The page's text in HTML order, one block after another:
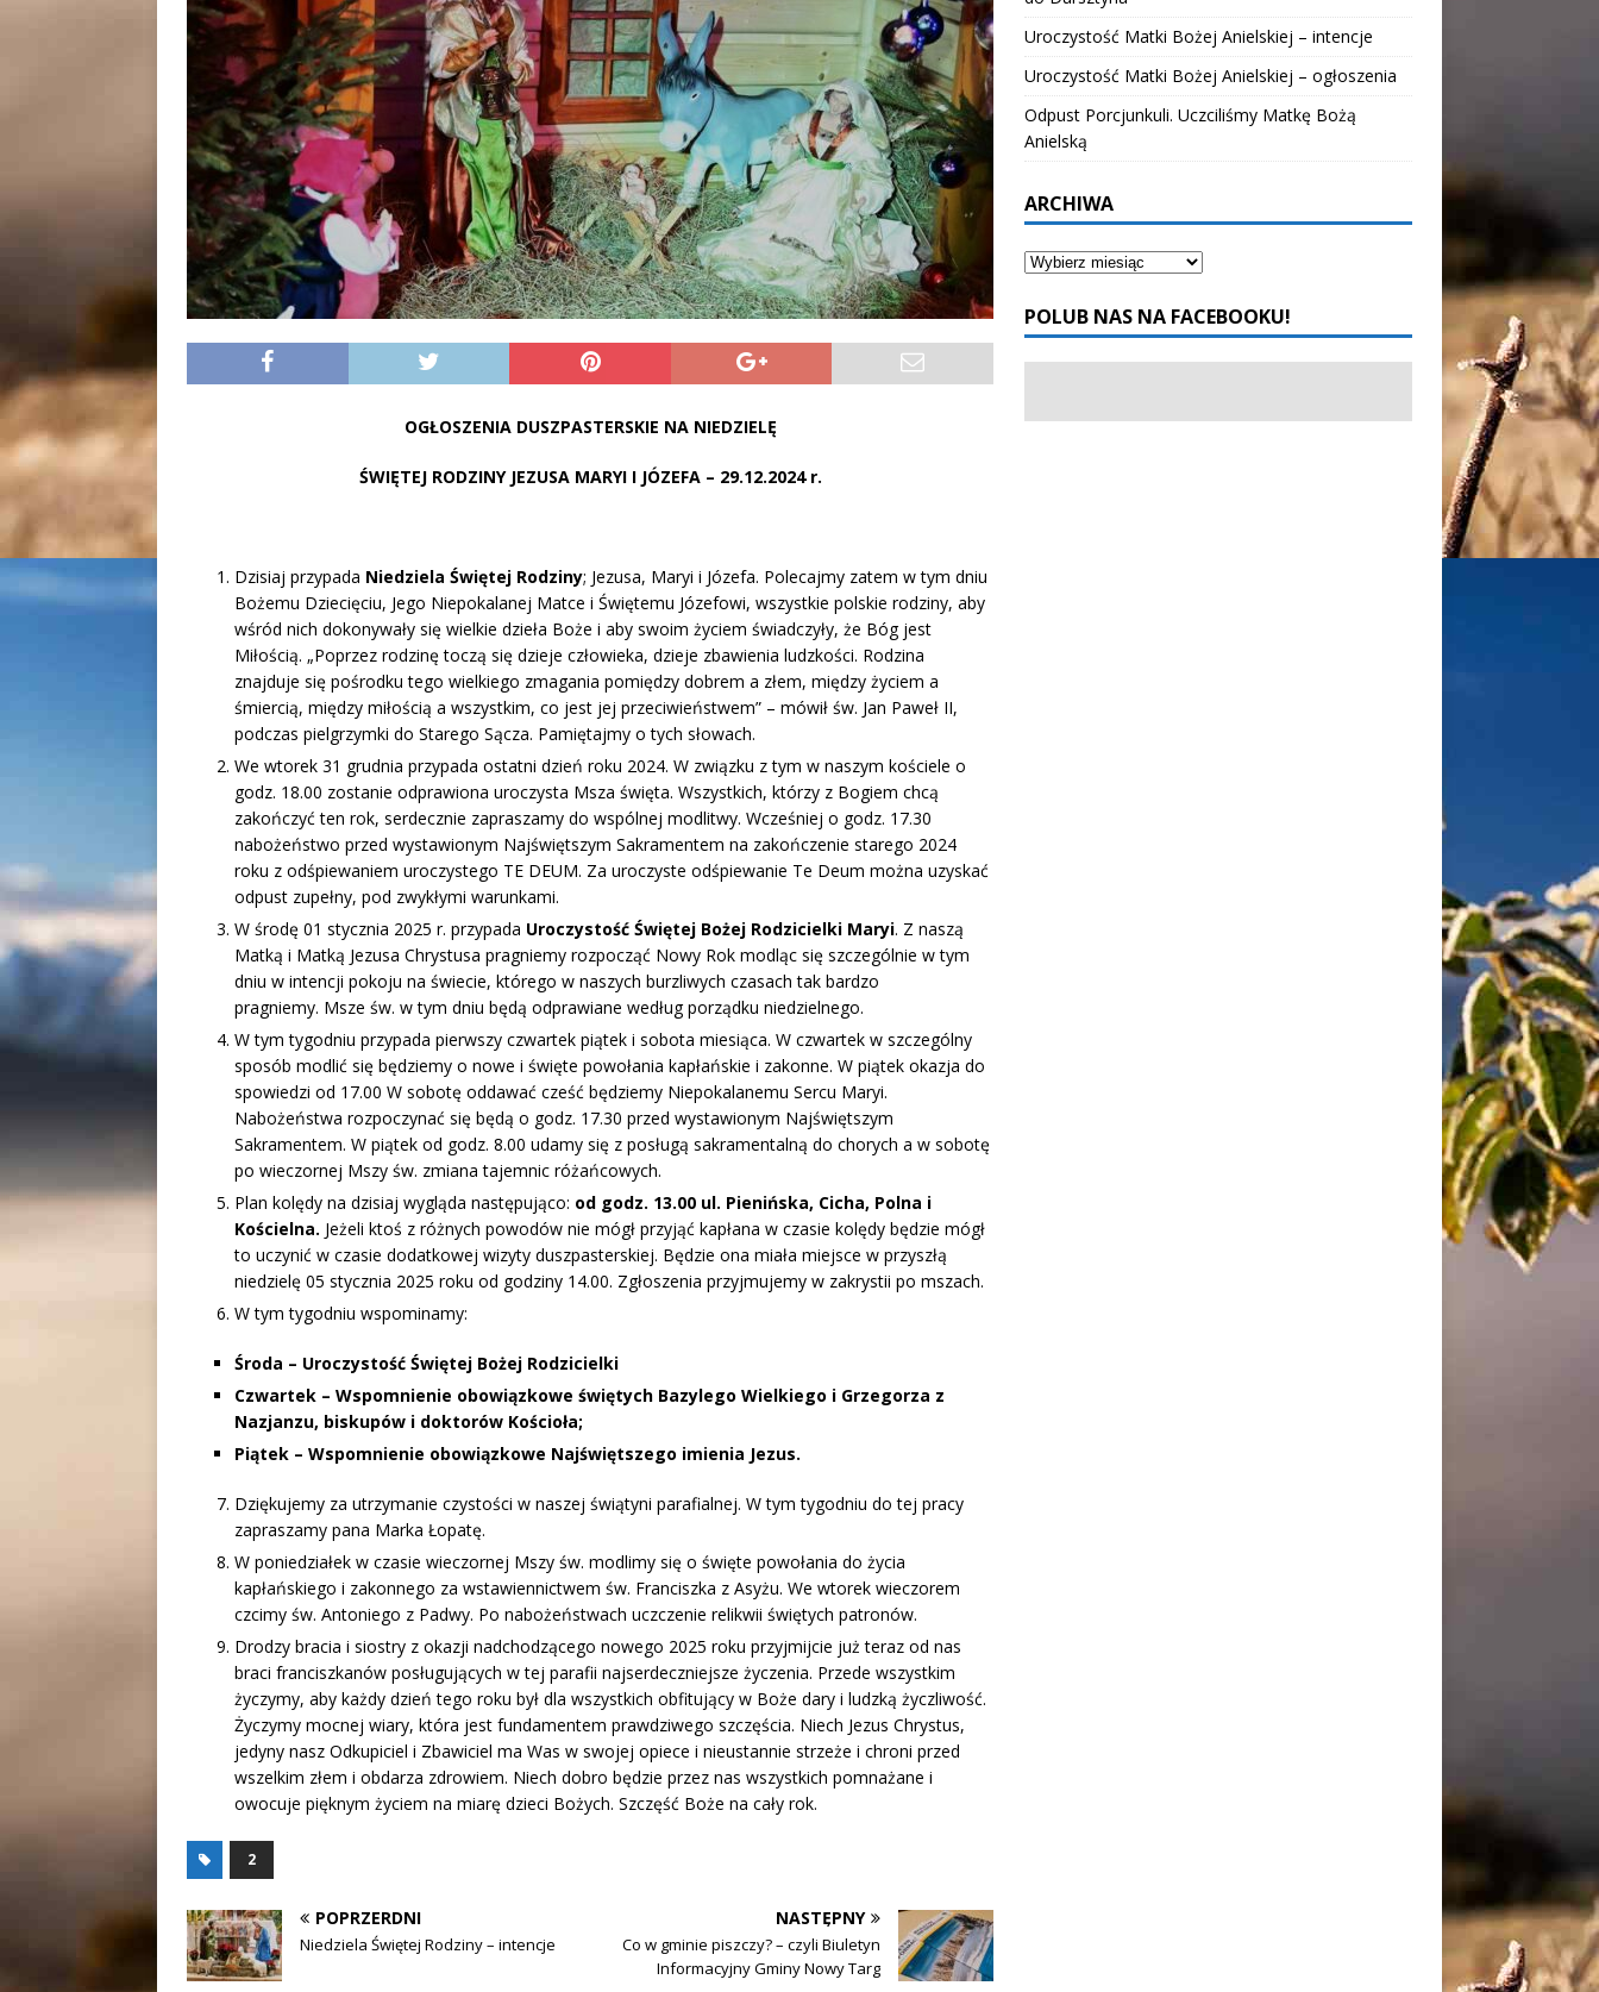
OGŁOSZENIA DUSZPASTERSKIE NA NIEDZIELĘ
ŚWIĘTEJ RODZINY JEZUSA MARYI I JÓZEFA – 29.12.2024 r.
Dzisiaj przypada Niedziela Świętej Rodziny; Jezusa, Maryi i Józefa. Polecajmy zatem w tym dniu
Bożemu Dziecięciu, Jego Niepokalanej Matce i Świętemu Józefowi, wszystkie polskie rodziny, aby
wśród nich dokonywały się wielkie dzieła Boże i aby swoim życiem świadczyły, że Bóg jest
Miłością. „Poprzez rodzinę toczą się dzieje człowieka, dzieje zbawienia ludzkości. Rodzina
znajduje się pośrodku tego wielkiego zmagania pomiędzy dobrem a złem, między życiem a
śmiercią, między miłością a wszystkim, co jest jej przeciwieństwem” – mówił św. Jan Paweł II,
podczas pielgrzymki do Starego Sącza. Pamiętajmy o tych słowach.
We wtorek 31 grudnia przypada ostatni dzień roku 2024. W związku z tym w naszym kościele o
godz. 18.00 zostanie odprawiona uroczysta Msza święta. Wszystkich, którzy z Bogiem chcą
zakończyć ten rok, serdecznie zapraszamy do wspólnej modlitwy. Wcześniej o godz. 17.30
nabożeństwo przed wystawionym Najświętszym Sakramentem na zakończenie starego 2024
roku z odśpiewaniem uroczystego TE DEUM. Za uroczyste odśpiewanie Te Deum można uzyskać
odpust zupełny, pod zwykłymi warunkami.
W środę 01 stycznia 2025 r. przypada Uroczystość Świętej Bożej Rodzicielki Maryi. Z naszą
Matką i Matką Jezusa Chrystusa pragniemy rozpocząć Nowy Rok modląc się szczególnie w tym
dniu w intencji pokoju na świecie, którego w naszych burzliwych czasach tak bardzo
pragniemy. Msze św. w tym dniu będą odprawiane według porządku niedzielnego.
W tym tygodniu przypada pierwszy czwartek piątek i sobota miesiąca. W czwartek w szczególny
sposób modlić się będziemy o nowe i święte powołania kapłańskie i zakonne. W piątek okazja do
spowiedzi od 17.00 W sobotę oddawać cześć będziemy Niepokalanemu Sercu Maryi.
Nabożeństwa rozpoczynać się będą o godz. 17.30 przed wystawionym Najświętszym
Sakramentem. W piątek od godz. 8.00 udamy się z posługą sakramentalną do chorych a w sobotę
po wieczornej Mszy św. zmiana tajemnic różańcowych.
Plan kolędy na dzisiaj wygląda następująco: od godz. 13.00 ul. Pienińska, Cicha, Polna i
Kościelna. Jeżeli ktoś z różnych powodów nie mógł przyjąć kapłana w czasie kolędy będzie mógł
to uczynić w czasie dodatkowej wizyty duszpasterskiej. Będzie ona miała miejsce w przyszłą
niedzielę 05 stycznia 2025 roku od godziny 14.00. Zgłoszenia przyjmujemy w zakrystii po mszach.
W tym tygodniu wspominamy:
Środa – Uroczystość Świętej Bożej Rodzicielki
Czwartek – Wspomnienie obowiązkowe świętych Bazylego Wielkiego i Grzegorza z
Nazjanzu, biskupów i doktorów Kościoła;
Piątek – Wspomnienie obowiązkowe Najświętszego imienia Jezus.
Dziękujemy za utrzymanie czystości w naszej świątyni parafialnej. W tym tygodniu do tej pracy
zapraszamy pana Marka Łopatę.
W poniedziałek w czasie wieczornej Mszy św. modlimy się o święte powołania do życia
kapłańskiego i zakonnego za wstawiennictwem św. Franciszka z Asyżu. We wtorek wieczorem
czcimy św. Antoniego z Padwy. Po nabożeństwach uczczenie relikwii świętych patronów.
Drodzy bracia i siostry z okazji nadchodzącego nowego 2025 roku przyjmijcie już teraz od nas
braci franciszkanów posługujących w tej parafii najserdeczniejsze życzenia. Przede wszystkim
życzymy, aby każdy dzień tego roku był dla wszystkich obfitujący w Boże dary i ludzką życzliwość.
Życzymy mocnej wiary, która jest fundamentem prawdziwego szczęścia. Niech Jezus Chrystus,
jedyny nasz Odkupiciel i Zbawiciel ma Was w swojej opiece i nieustannie strzeże i chroni przed
wszelkim złem i obdarza zdrowiem. Niech dobro będzie przez nas wszystkich pomnażane i
owocuje pięknym życiem na miarę dzieci Bożych. Szczęść Boże na cały rok.
2
POPRZERDNI
Niedziela Świętej Rodziny – intencje
NASTĘPNY
Co w gminie piszczy? – czyli Biuletyn
Informacyjny Gminy Nowy Targ
Uroczystość Matki Bożej Anielskiej – intencje
Uroczystość Matki Bożej Anielskiej – ogłoszenia
Odpust Porcjunkuli. Uczciliśmy Matkę Bożą
Anielską
ARCHIWA
POLUB NAS NA FACEBOOKU!